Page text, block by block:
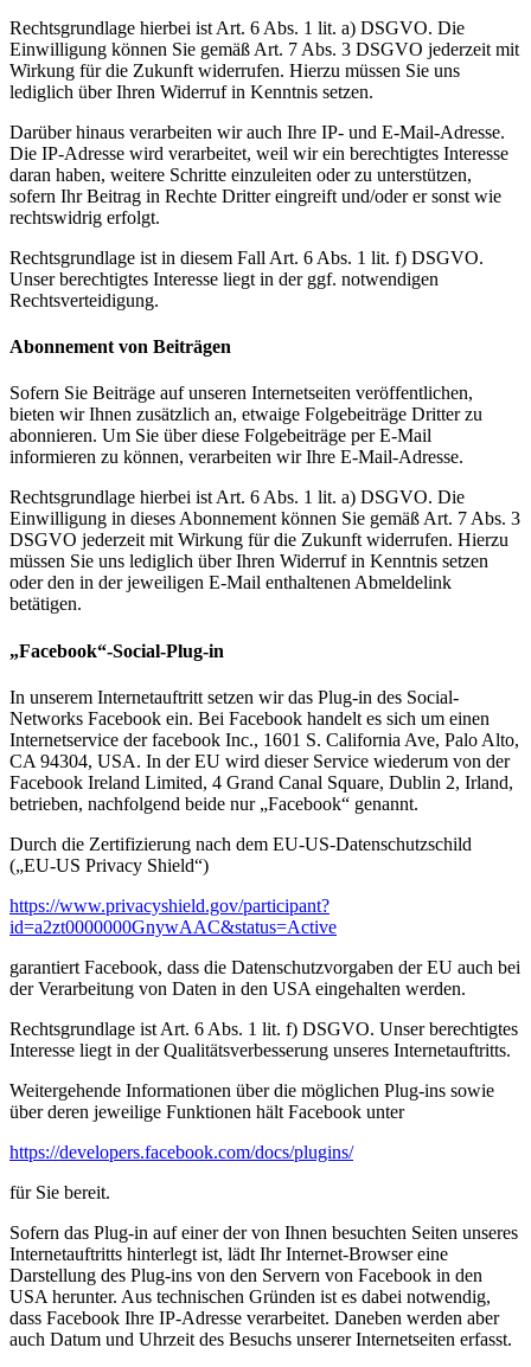
Rechtsgrundlage hierbei ist Art. 6 Abs. 1 lit. a) DSGVO. Die
Einwilligung können Sie gemäß Art. 7 Abs. 3 DSGVO jederzeit mit
Wirkung für die Zukunft widerrufen. Hierzu müssen Sie uns
lediglich über Ihren Widerruf in Kenntnis setzen.
Darüber hinaus verarbeiten wir auch Ihre IP- und E-Mail-Adresse.
Die IP-Adresse wird verarbeitet, weil wir ein berechtigtes Interesse
daran haben, weitere Schritte einzuleiten oder zu unterstützen,
sofern Ihr Beitrag in Rechte Dritter eingreift und/oder er sonst wie
rechtswidrig erfolgt.
Rechtsgrundlage ist in diesem Fall Art. 6 Abs. 1 lit. f) DSGVO.
Unser berechtigtes Interesse liegt in der ggf. notwendigen
Rechtsverteidigung.
Abonnement von Beiträgen
Sofern Sie Beiträge auf unseren Internetseiten veröffentlichen,
bieten wir Ihnen zusätzlich an, etwaige Folgebeiträge Dritter zu
abonnieren. Um Sie über diese Folgebeiträge per E-Mail
informieren zu können, verarbeiten wir Ihre E-Mail-Adresse.
Rechtsgrundlage hierbei ist Art. 6 Abs. 1 lit. a) DSGVO. Die
Einwilligung in dieses Abonnement können Sie gemäß Art. 7 Abs. 3
DSGVO jederzeit mit Wirkung für die Zukunft widerrufen. Hierzu
müssen Sie uns lediglich über Ihren Widerruf in Kenntnis setzen
oder den in der jeweiligen E-Mail enthaltenen Abmeldelink
betätigen.
„Facebook“-Social-Plug-in
In unserem Internetauftritt setzen wir das Plug-in des Social-
Networks Facebook ein. Bei Facebook handelt es sich um einen
Internetservice der facebook Inc., 1601 S. California Ave, Palo Alto,
CA 94304, USA. In der EU wird dieser Service wiederum von der
Facebook Ireland Limited, 4 Grand Canal Square, Dublin 2, Irland,
betrieben, nachfolgend beide nur „Facebook“ genannt.
Durch die Zertifizierung nach dem EU-US-Datenschutzschild
(„EU-US Privacy Shield“)
https://www.privacyshield.gov/participant?
id=a2zt0000000GnywAAC&status=Active
garantiert Facebook, dass die Datenschutzvorgaben der EU auch bei
der Verarbeitung von Daten in den USA eingehalten werden.
Rechtsgrundlage ist Art. 6 Abs. 1 lit. f) DSGVO. Unser berechtigtes
Interesse liegt in der Qualitätsverbesserung unseres Internetauftritts.
Weitergehende Informationen über die möglichen Plug-ins sowie
über deren jeweilige Funktionen hält Facebook unter
https://developers.facebook.com/docs/plugins/
für Sie bereit.
Sofern das Plug-in auf einer der von Ihnen besuchten Seiten unseres
Internetauftritts hinterlegt ist, lädt Ihr Internet-Browser eine
Darstellung des Plug-ins von den Servern von Facebook in den
USA herunter. Aus technischen Gründen ist es dabei notwendig,
dass Facebook Ihre IP-Adresse verarbeitet. Daneben werden aber
auch Datum und Uhrzeit des Besuchs unserer Internetseiten erfasst.